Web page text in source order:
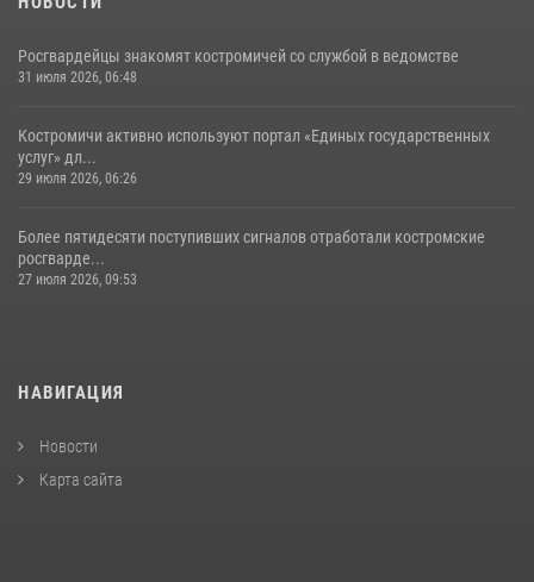
Росгвардейцы знакомят костромичей со службой в ведомстве
31 июля 2026, 06:48
Костромичи активно используют портал «Единых государственных
услуг» дл...
29 июля 2026, 06:26
Более пятидесяти поступивших сигналов отработали костромские
росгварде...
27 июля 2026, 09:53
НАВИГАЦИЯ
Новости
Карта сайта